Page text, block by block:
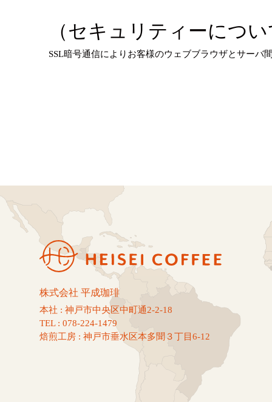
（セキュリティーにつ
SSL暗号通信によりお客様のウェブブラウザとサー
株式会社 平成珈琲
本社 : 神戸市中央区中町通2-2-18
TEL : 078-224-1479
焙煎工房 : 神戸市垂水区本多聞３丁目6-12